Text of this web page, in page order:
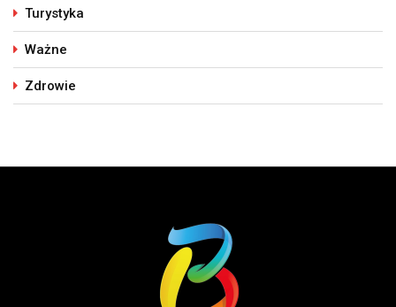
Turystyka
Ważne
Zdrowie